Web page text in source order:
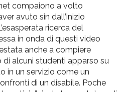
compaiono a volto
avuto sin dall’inizio
ricerca del
in onda di questi video
anche a compiere
di alcuni studenti apparso su
in un servizio come un
di un disabile. Poche